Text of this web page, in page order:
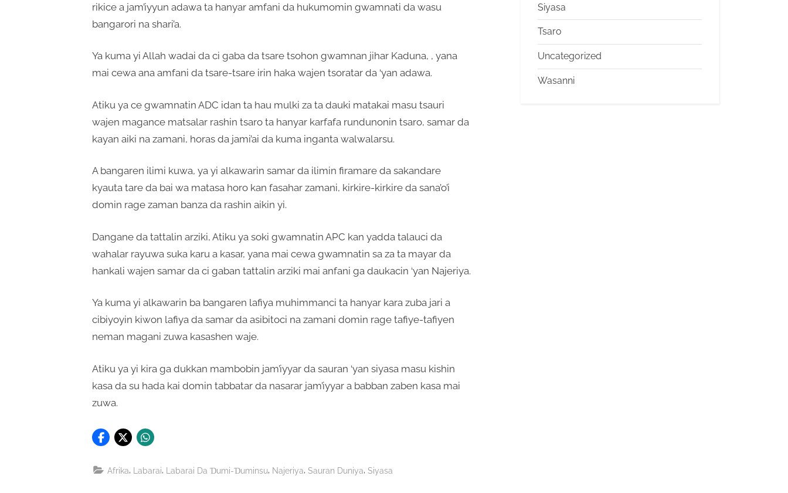
rikice a jam’iyyun adawa ta hanyar amfani da hukumomin gwamnati da wasu
bangarori na shari’a.
Ya kuma yi Allah wadai da ci gaba da tsare tsohon gwamnan jihar Kaduna, , yana
mai cewa ana amfani da tsare-tsare irin haka wajen tsoratar da ‘yan adawa.
Atiku ya ce gwamnatin ADC idan ta hau mulki za ta dauki matakai masu tsauri
wajen magance matsalar rashin tsaro ta hanyar karfafa rundunonin tsaro, samar da
kayan aiki na zamani, horas da jami’ai da kuma inganta walwalarsu.
A bangaren ilimi kuwa, ya yi alkawarin samar da ilimin firamare da sakandare
kyauta tare da bai wa matasa horo kan fasahar zamani, kirkire-kirkire da sana’o’i
domin rage zaman banza da rashin aikin yi.
Dangane da tattalin arziki, Atiku ya soki gwamnatin APC kan yadda talauci da
wahalar rayuwa suka karu a kasar, yana mai cewa gwamnatin sa za ta mayar da
hankali wajen samar da ci gaban tattalin arziki mai anfani ga daukacin ‘yan Najeriya.
Ya kuma yi alkawarin ba bangaren lafiya muhimmanci ta hanyar kara zuba jari a
cibiyoyin kiwon lafiya da samar da asibitoci na zamani domin rage tafiye-tafiyen
neman magani zuwa kasashen waje.
Atiku ya yi kira ga dukkan mambobin jam’iyyar da sauran ‘yan siyasa masu kishin
kasa da su hada kai domin tabbatar da nasarar jam’iyyar a babban zaben kasa mai
zuwa.
Afrika Labarai Labarai Da Ɗumi-Ɗuminsu Najeriya Sauran Duniya Siyasa
Siyasa
Tsaro
Uncategorized
Wasanni